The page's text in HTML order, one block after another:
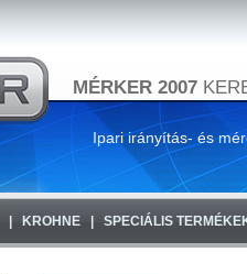
MÉRKER 2007
Ipari irányítás- és
KROHNE SPECIÁLIS